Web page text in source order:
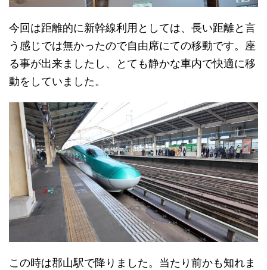
今回は距離的に新幹線利用としては、長い距離と言
う感じでは無かったので自由席にての移動です。座
る事が出来ましたし、とても静かな車内で快適に移
動をしていました。
この時は郡山駅で降りました。当たり前かも知れま